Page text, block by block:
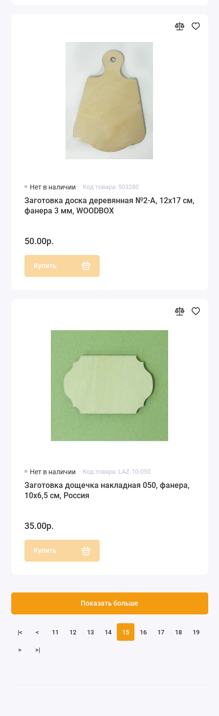
Нет в наличии Код товара: 503280
Заготовка доска деревянная №2-А, 12х17 см,
фанера 3 мм, WOODBOX
50.00р.
Купить
Нет в наличии Код товара: LAZ-10-050
Заготовка дощечка накладная 050, фанера,
10х6,5 см, Россия
35.00р.
Купить
|< < 11 12 13 14 15 16 17 18 19
> >|
Показать больше